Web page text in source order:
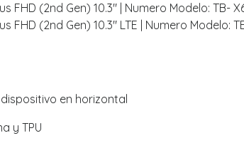
FHD (2nd Gen) 10.3" | Numero Modelo: TB-
FHD (2nd Gen) 10.3" LTE | Numero Modelo:
en horizontal
y TPU